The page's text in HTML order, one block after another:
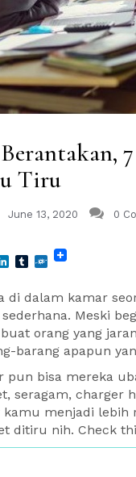
Tiru
June 13, 2020 0
LinkedIn
Tumblr
Folkd
di dalam kamar
Meski
orang yang
barang apapun
pun bisa mereka
seragam, charger
menjadi
ditiru nih. Check